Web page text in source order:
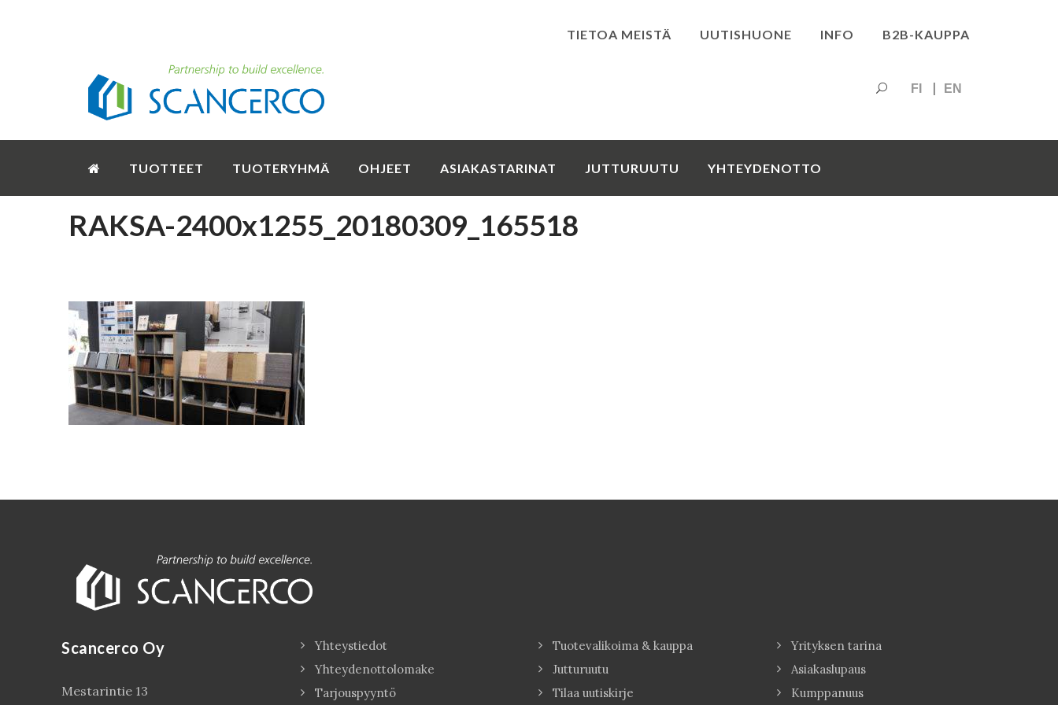
TIETOA MEISTÄ UUTISHUONE INFO B2B-KAUPPA
FI EN
TUOTTEET TUOTERYHMÄ OHJEET ASIAKASTARINAT JUTTURUUTU YHTEYDENOTTO
RAKSA-2400x1255_20180309_165518
Scancerco Oy
Mestarintie 13
Yhteystiedot
Yhteydenottolomake
Tarjouspyyntö
Tuotevalikoima & kauppa
Jutturuutu
Tilaa uutiskirje
Yrityksen tarina
Asiakaslupaus
Kumppanuus